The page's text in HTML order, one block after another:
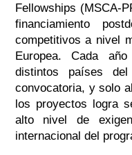
Fellowships (MSCA-
financiamiento
competitivos a nivel
Europea. Cada
distintos países
convocatoria, y solo
los proyectos logra
alto nivel de
internacional del